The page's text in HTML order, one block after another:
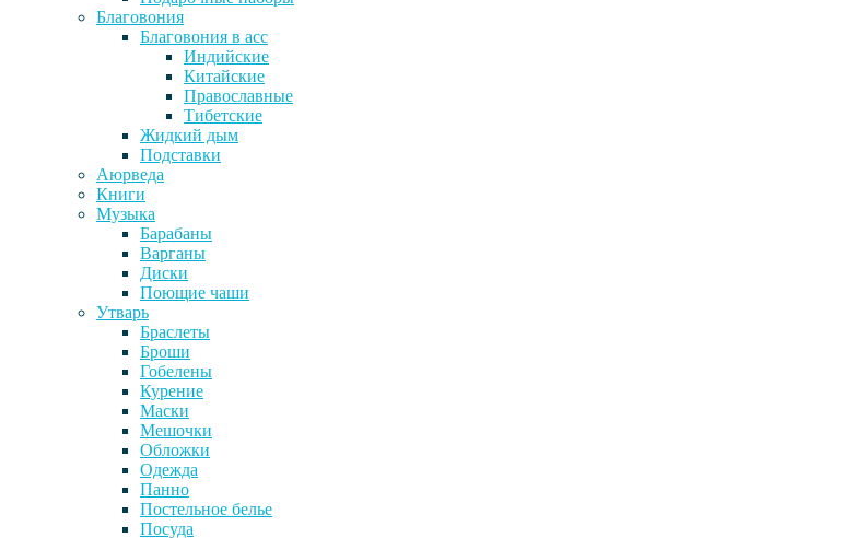
Благовония
Благовония в асс
Индийские
Китайские
Православные
Тибетские
Жидкий дым
Подставки
Аюрведа
Книги
Музыка
Барабаны
Варганы
Диски
Поющие чаши
Утварь
Браслеты
Броши
Гобелены
Курение
Маски
Мешочки
Обложки
Одежда
Панно
Постельное белье
Посуда